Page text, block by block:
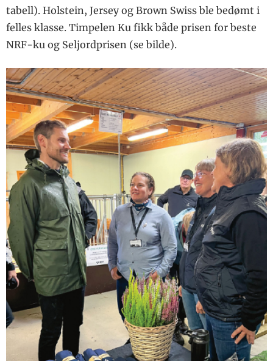
tabell). Holstein, Jersey og Brown Swiss ble bedømt i
felles klasse. Timpelen Ku fikk både prisen for beste
NRF-ku og Seljordprisen (se bilde).